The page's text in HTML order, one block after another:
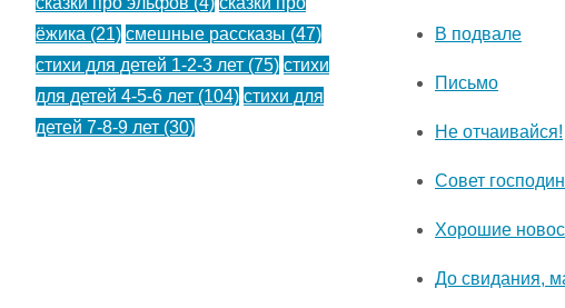
В подвале
Письмо
Не отчаивайся!
Совет
Хорошие
До свидания,
ёжика (21) смешные рассказы (47)
стихи для детей 1-2-3 лет (75) стихи
для детей 4-5-6 лет (104) стихи для
детей 7-8-9 лет (30)